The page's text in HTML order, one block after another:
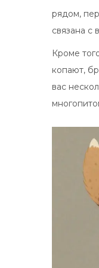
рядом,
связана с
Кроме
копают,
вас